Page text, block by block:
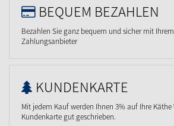
BEQUEM BEZAHLEN
Bezahlen Sie ganz bequem und sicher mit
Zahlungsanbieter
KUNDENKARTE
Mit jedem Kauf werden Ihnen 3% auf Ihre
Kundenkarte gut geschrieben.